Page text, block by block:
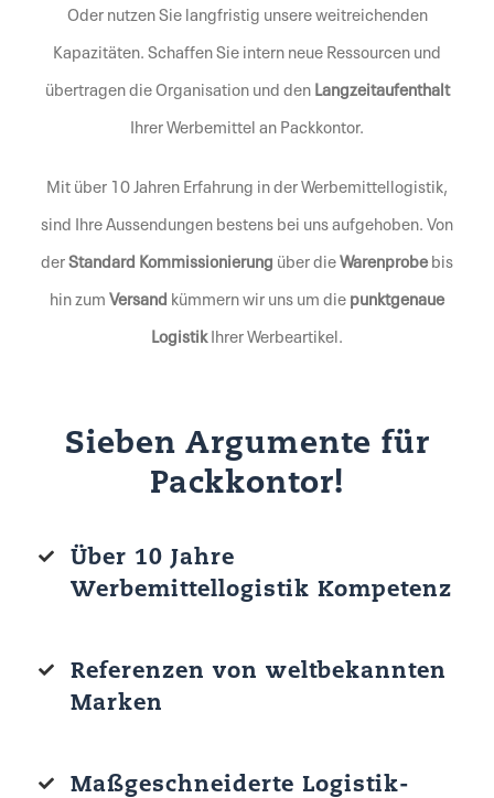
Oder nutzen Sie langfristig unsere weitreichenden
Kapazitäten. Schaffen Sie intern neue Ressourcen und
übertragen die Organisation und denLangzeitaufenthalt
Ihrer Werbemittel an Packkontor.
Mit über 10 Jahren Erfahrung in der Werbemittellogistik,
sind Ihre Aussendungen bestens bei uns aufgehoben. Von
derStandard Kommissionierung über dieWarenprobebis
hin zumVersand kümmern wir uns um diepunktgenaue
LogistikIhrer Werbeartikel.
Sieben Argumente für
Packkontor!
Über 10 Jahre
Werbemittellogistik Kompetenz
Referenzen von weltbekannten
Marken
Maßgeschneiderte Logistik-